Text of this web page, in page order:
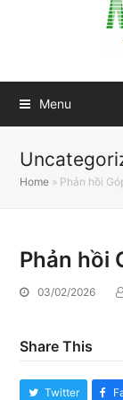
Menu
Home » Phản hồi
Phản hồi
03/02/2026
Share This
Twitter